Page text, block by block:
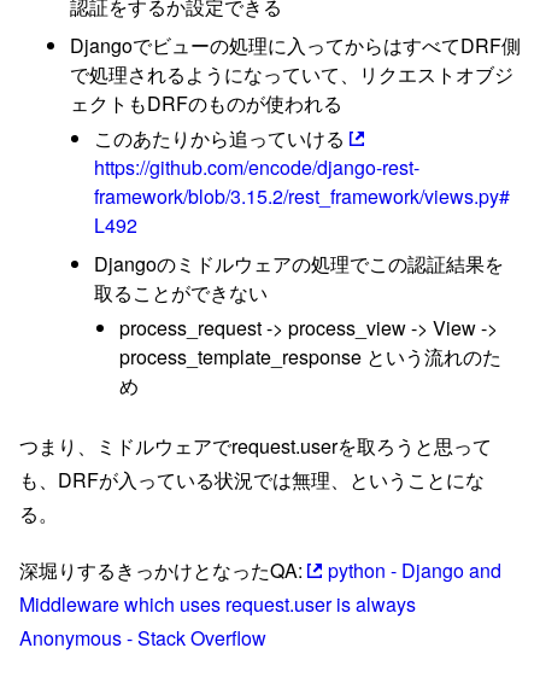
認証をするか設定できる
Djangoでビューの処理に入ってからはすべてDRF側
で処理されるようになっていて、リクエストオブジ
ェクトもDRFのものが使われる
このあたりから追っていける
https://github.com/encode/django-rest-
framework/blob/3.15.2/rest_framework/views.py#
L492
Djangoのミドルウェアの処理でこの認証結果を
取ることができない
process_request -> process_view -> View ->
process_template_response という流れのた
め
つまり、ミドルウェアでrequest.userを取ろうと思って
も、DRFが入っている状況では無理、ということにな
る。
深堀りするきっかけとなったQA:
python - Django and
Middleware which uses request.user is always
Anonymous - Stack Overflow